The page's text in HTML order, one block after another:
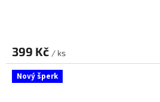
399 Kč / ks
Nový šperk